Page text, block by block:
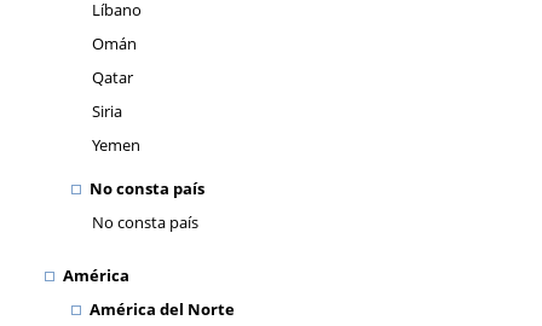
Líbano
Omán
Qatar
Siria
Yemen
No consta país
No consta país
América
América del Norte